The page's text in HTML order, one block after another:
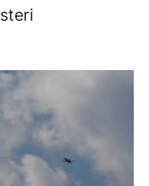
Giresun
Hakkari
Hatay
Isparta